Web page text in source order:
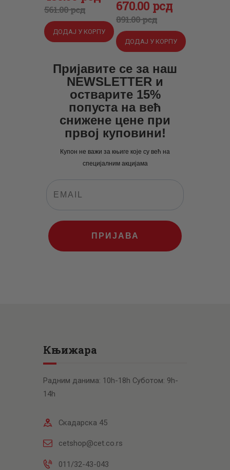
561.00рсд
цена
је
била:
цена
је:
430.
рсд.
ДОДАЈ У КОРПУ
891.00рсд
Оригинална
цена
је
била:
891
0
0
рсд.
670.00 рсд
Тренутна
цена
је:
670.
0
0
рсд.
ДОДАЈ У КОРПУ
Пријавите се за наш
NEWSLETTER и
остварите 15%
попуста на већ
снижене цене при
првој куповини!
Купон не важи за књиге које су већ на
специјалним акцијама
ПРИЈАВА
Књижара
Радним данима: 10h-18h Суботом: 9h-
14h
Скадарска 45
cetshop@cet.co.rs
011/32-43-043